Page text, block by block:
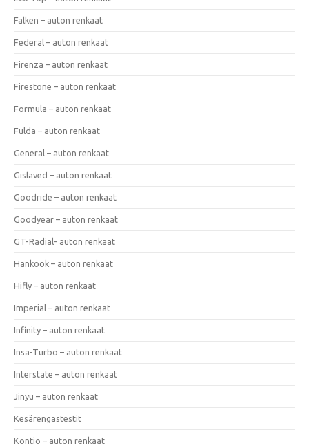
Falken – auton renkaat
Federal – auton renkaat
Firenza – auton renkaat
Firestone – auton renkaat
Formula – auton renkaat
Fulda – auton renkaat
General – auton renkaat
Gislaved – auton renkaat
Goodride – auton renkaat
Goodyear – auton renkaat
GT-Radial- auton renkaat
Hankook – auton renkaat
Hifly – auton renkaat
Imperial – auton renkaat
Infinity – auton renkaat
Insa-Turbo – auton renkaat
Interstate – auton renkaat
Jinyu – auton renkaat
Kesärengastestit
Kontio – auton renkaat